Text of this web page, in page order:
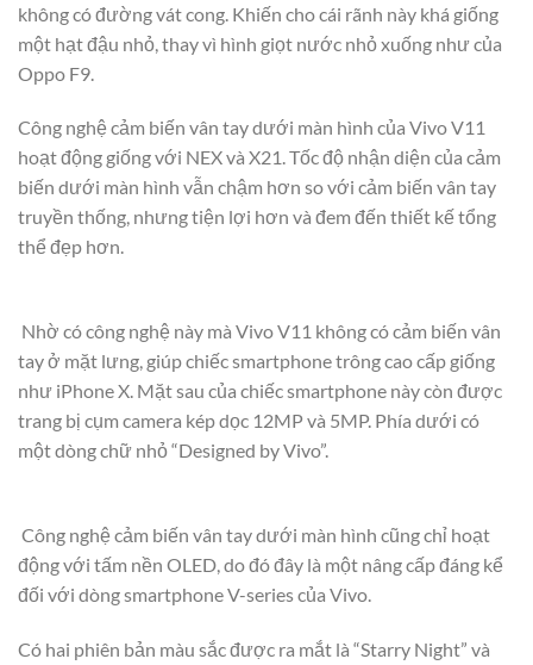
không có đường vát cong. Khiến cho cái rãnh này khá giống
một hạt đậu nhỏ, thay vì hình giọt nước nhỏ xuống như của
Oppo F9.
Công nghệ cảm biến vân tay dưới màn hình của Vivo V11
hoạt động giống với NEX và X21. Tốc độ nhận diện của cảm
biến dưới màn hình vẫn chậm hơn so với cảm biến vân tay
truyền thống, nhưng tiện lợi hơn và đem đến thiết kế tổng
thể đẹp hơn.
Nhờ có công nghệ này mà Vivo V11 không có cảm biến vân
tay ở mặt lưng, giúp chiếc smartphone trông cao cấp giống
như iPhone X. Mặt sau của chiếc smartphone này còn được
trang bị cụm camera kép dọc 12MP và 5MP. Phía dưới có
một dòng chữ nhỏ “Designed by Vivo”.
Công nghệ cảm biến vân tay dưới màn hình cũng chỉ hoạt
động với tấm nền OLED, do đó đây là một nâng cấp đáng kể
đối với dòng smartphone V-series của Vivo.
Có hai phiên bản màu sắc được ra mắt là “Starry Night” và